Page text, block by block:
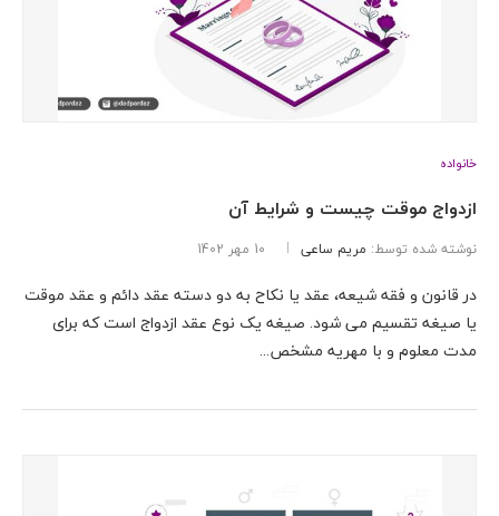
خانواده
ازدواج موقت چیست و شرایط آن
نوشته شده توسط: مریم ساعی 10 مهر 1402
در قانون و فقه شیعه، عقد یا نکاح به دو دسته عقد دائم و عقد موقت
یا صیغه تقسیم می شود. صیغه یک نوع عقد ازدواج است که برای
مدت معلوم و با مهریه مشخص...